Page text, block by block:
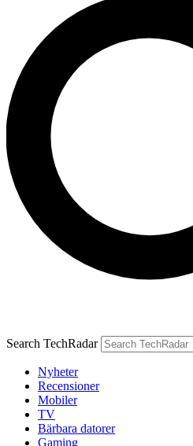
Search TechRadar
Nyheter
Recensioner
Mobiler
TV
Bärbara datorer
Gaming